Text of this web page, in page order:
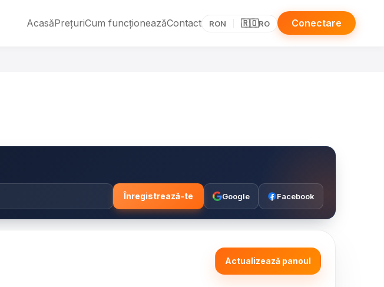
AcasăPrețuriCum funcționeazăContact RON 🇷🇴RO Conectare
Înregistrează-te Google Facebook
Actualizează panoul